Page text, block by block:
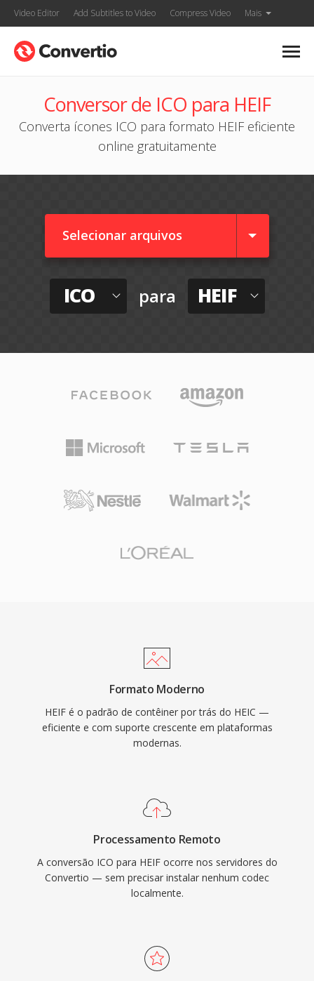
Video Editor Add Subtitles to Video Compress Video Mais
Conversor de ICO para HEIF
Converta ícones ICO para formato HEIF eficiente
online gratuitamente
Selecionar arquivos
ICO para HEIF
Formato Moderno
HEIF é o padrão de contêiner por trás do HEIC —
eficiente e com suporte crescente em plataformas
modernas.
Processamento Remoto
A conversão ICO para HEIF ocorre nos servidores do
Convertio — sem precisar instalar nenhum codec
localmente.